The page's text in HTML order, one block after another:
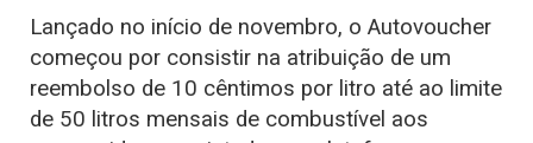
Lançado no início de novembro, o Autovoucher
começou por consistir na atribuição de um
reembolso de 10 cêntimos por litro até ao limite
de 50 litros mensais de combustível aos